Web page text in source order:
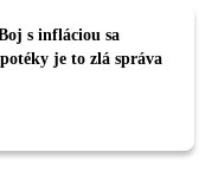
s infláciou sa
je to zlá správa